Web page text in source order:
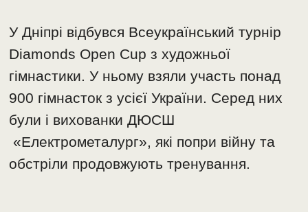
У Дніпрі відбувся Всеукраїнський турнір
Diamonds Open Cup з художньої
гімнастики. У ньому взяли участь понад
900 гімнасток з усієї України. Серед них
були і вихованки ДЮСШ
«Електрометалург», які попри війну та
обстріли продовжують тренування.